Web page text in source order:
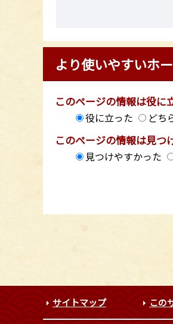
より使いやすいホ
このページの情報は役に
役に立った どち
このページの情報は見つ
見つけやすかった
サイトマップ この